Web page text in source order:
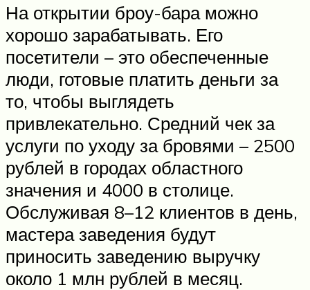
На открытии броу-бара можно
хорошо зарабатывать. Его
посетители – это обеспеченные
люди, готовые платить деньги за
то, чтобы выглядеть
привлекательно. Средний чек за
услуги по уходу за бровями – 2500
рублей в городах областного
значения и 4000 в столице.
Обслуживая 8–12 клиентов в день,
мастера заведения будут
приносить заведению выручку
около 1 млн рублей в месяц.